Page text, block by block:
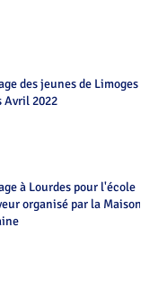
des jeunes de Limoges
Avril 2022
à Lourdes pour l'école
organisé par la Maison